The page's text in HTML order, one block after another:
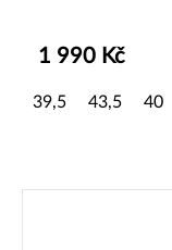
1 990 Kč
39,5 43,5 40